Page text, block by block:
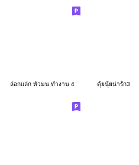
ล่อกแล่ก หัวมน ทำงาน 4 ตุ้ยนุ้ยน่ารัก3